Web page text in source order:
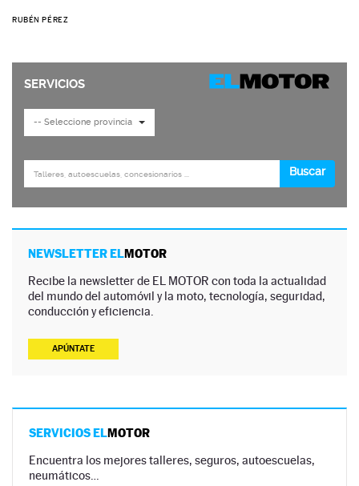
RUBÉN PÉREZ
NEWSLETTER ELMOTOR
Recibe la newsletter de EL MOTOR con toda la actualidad
del mundo del automóvil y la moto, tecnología, seguridad,
conducción y eficiencia.
APÚNTATE
SERVICIOS ELMOTOR
Encuentra los mejores talleres, seguros, autoescuelas,
neumáticos…